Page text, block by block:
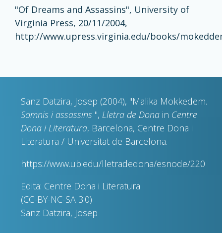
"Of Dreams and Assassins", University of
Virginia Press, 20/11/2004,
http://www.upress.virginia.edu/books/
Sanz Datzira, Josep (2004), "Malika Mokkedem.
Somnis i assassins ", Lletra de Dona in Centre
Dona i Literatura, Barcelona, Centre Dona i
Literatura / Universitat de Barcelona.
https://www.ub.edu/lletradedona/esnode/220
Edita: Centre Dona i Literatura
(CC-BY-NC-SA 3.0)
Sanz Datzira, Josep